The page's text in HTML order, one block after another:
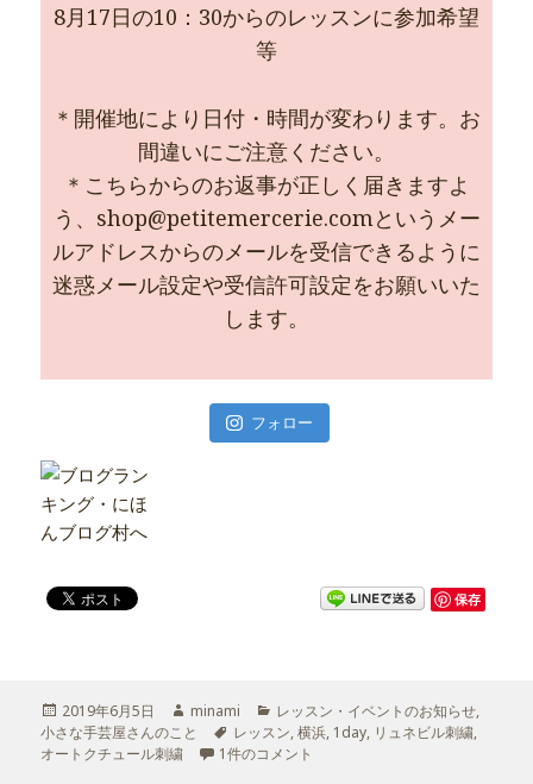
8月17日の10：30からのレッスンに参加希望
等
＊開催地により日付・時間が変わります。お
間違いにご注意ください。
＊こちらからのお返事が正しく届きますよ
う、shop@petitemercerie.comというメー
ルアドレスからのメールを受信できるように
迷惑メール設定や受信許可設定をお願いいた
します。
フォロー
保存
投
稿
日:
2019年6月5日
作
成
者
minami
カ
テ
ゴ
レッスン・イベントのお知らせ,
小さな手芸屋さんのこと
タ
グ
レッスン,横浜, 1day, リュネビル刺繍,
オートクチュール刺繍
リュネビル刺繍の１day トレーニングレッスン
1件のコメント